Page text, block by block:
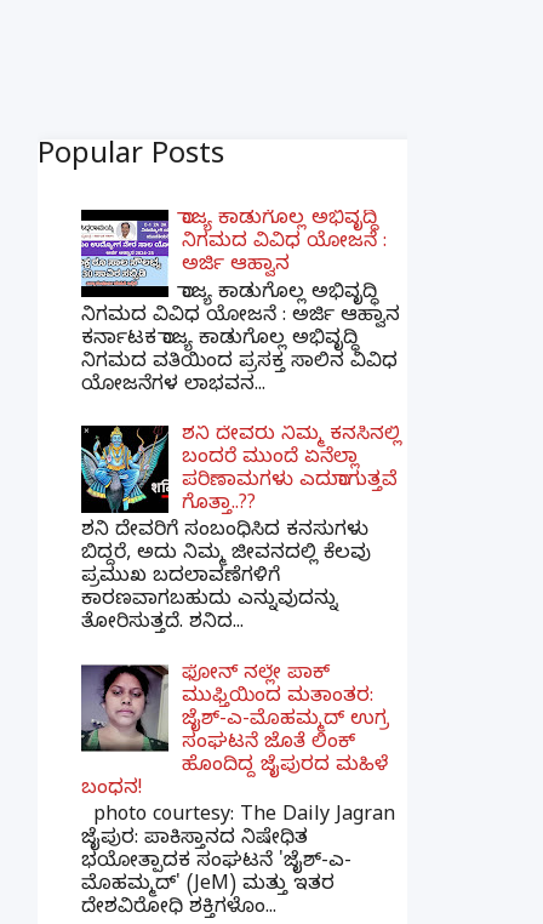
Popular Posts
ರಾಜ್ಯ ಕಾಡುಗೊಲ್ಲ ಅಭಿವೃದ್ಧಿ
ನಿಗಮದ ವಿವಿಧ ಯೋಜನೆ :
ಅರ್ಜಿ ಆಹ್ವಾನ
ರಾಜ್ಯ ಕಾಡುಗೊಲ್ಲ ಅಭಿವೃದ್ಧಿ
ನಿಗಮದ ವಿವಿಧ ಯೋಜನೆ : ಅರ್ಜಿ ಆಹ್ವಾನ
ಕರ್ನಾಟಕ ರಾಜ್ಯ ಕಾಡುಗೊಲ್ಲ ಅಭಿವೃದ್ಧಿ
ನಿಗಮದ ವತಿಯಿಂದ ಪ್ರಸಕ್ತ ಸಾಲಿನ ವಿವಿಧ
ಯೋಜನೆಗಳ ಲಾಭವನ...
ಶನಿ ದೇವರು ನಿಮ್ಮ ಕನಸಿನಲ್ಲಿ
ಬಂದರೆ ಮುಂದೆ ಏನೆಲ್ಲಾ
ಪರಿಣಾಮಗಳು ಎದುರಾಗುತ್ತವೆ
ಗೊತ್ತಾ..??
ಶನಿ ದೇವರಿಗೆ ಸಂಬಂಧಿಸಿದ ಕನಸುಗಳು
ಬಿದ್ದರೆ, ಅದು ನಿಮ್ಮ ಜೀವನದಲ್ಲಿ ಕೆಲವು
ಪ್ರಮುಖ ಬದಲಾವಣೆಗಳಿಗೆ
ಕಾರಣವಾಗಬಹುದು ಎನ್ನುವುದನ್ನು
ತೋರಿಸುತ್ತದೆ. ಶನಿದ...
ಫೋನ್ ನಲ್ಲೇ ಪಾಕ್
ಮುಫ್ತಿಯಿಂದ ಮತಾಂತರ:
ಜೈಶ್-ಎ-ಮೊಹಮ್ಮದ್ ಉಗ್ರ
ಸಂಘಟನೆ ಜೊತೆ ಲಿಂಕ್
ಹೊಂದಿದ್ದ ಜೈಪುರದ ಮಹಿಳೆ
ಬಂಧನ!
photo courtesy: The Daily Jagran
ಜೈಪುರ: ಪಾಕಿಸ್ತಾನದ ನಿಷೇಧಿತ
ಭಯೋತ್ಪಾದಕ ಸಂಘಟನೆ 'ಜೈಶ್-ಎ-
ಮೊಹಮ್ಮದ್' (JeM) ಮತ್ತು ಇತರ
ದೇಶವಿರೋಧಿ ಶಕ್ತಿಗಳೊಂ...